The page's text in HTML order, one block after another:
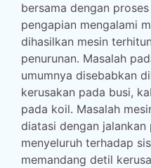
bersama dengan
pengapian mengalami
dihasilkan mesin
penurunan. Masalah
umumnya disebabkan
kerusakan pada busi,
pada koil. Masalah
diatasi dengan jalankan
menyeluruh terhadap
memandang detil